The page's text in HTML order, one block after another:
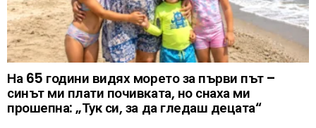
На 65 години видях морето за първи път –
синът ми плати почивката, но снаха ми
прошепна: „Тук си, за да гледаш децата“